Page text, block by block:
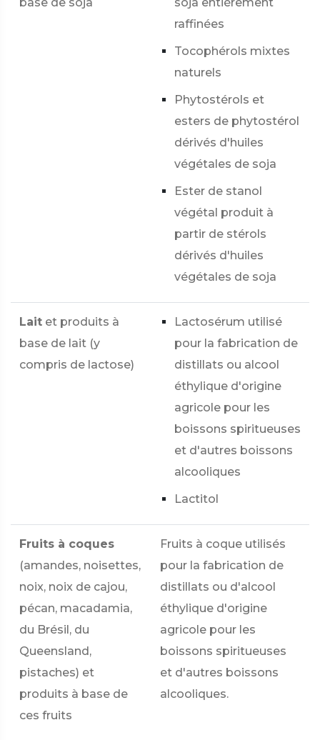
raffinées
Tocophérols mixtes
naturels
Phytostérols et
esters de phytostérol
dérivés d'huiles
végétales de soja
Ester de stanol
végétal produit à
partir de stérols
dérivés d'huiles
végétales de soja
Lait et produits à
base de lait (y
compris de lactose)
Lactosérum utilisé
pour la fabrication de
distillats ou alcool
éthylique d'origine
agricole pour les
boissons spiritueuses
et d'autres boissons
alcooliques
Lactitol
Fruits à coques
(amandes, noisettes,
noix, noix de cajou,
pécan, macadamia,
du Brésil, du
Queensland,
pistaches) et
produits à base de
ces fruits
Fruits à coque utilisés
pour la fabrication de
distillats ou d'alcool
éthylique d'origine
agricole pour les
boissons spiritueuses
et d'autres boissons
alcooliques.